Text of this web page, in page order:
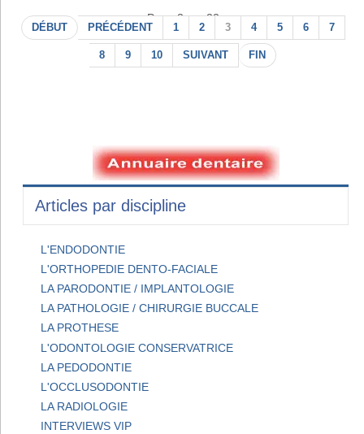
Page 3 sur 22
DÉBUT PRÉCÉDENT 1 2 3 4 5 6 7
8 9 10 SUIVANT FIN
Articles par discipline
L'ENDODONTIE
L'ORTHOPEDIE DENTO-FACIALE
LA PARODONTIE / IMPLANTOLOGIE
LA PATHOLOGIE / CHIRURGIE BUCCALE
LA PROTHESE
L'ODONTOLOGIE CONSERVATRICE
LA PEDODONTIE
L'OCCLUSODONTIE
LA RADIOLOGIE
INTERVIEWS VIP